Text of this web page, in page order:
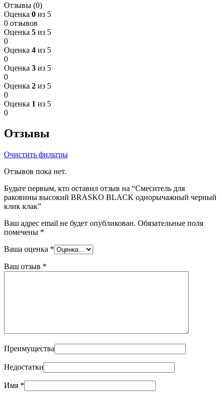
Отзывы (0)
Оценка 0 из 5
0 отзывов
Оценка 5 из 5
0
Оценка 4 из 5
0
Оценка 3 из 5
0
Оценка 2 из 5
0
Оценка 1 из 5
0
Отзывы
Очистить фильтры
Отзывов пока нет.
Будьте первым, кто оставил отзыв на “Смеситель для
раковины высокий BRASKO BLACK однорычажный черный
клик клак”
Ваш адрес email не будет опубликован. Обязательные поля
помечены *
Ваша оценка *
Ваш отзыв *
Преимущества
Недостатки
Имя *